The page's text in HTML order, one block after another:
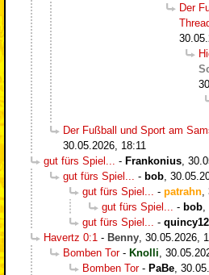
Der
Der Fußball und Sport am
30.05.2026, 18:11
gut fürs Spiel...
- Frankonius
gut fürs Spiel...
- bob
gut fürs Spiel...
- patrahn
gut fürs Spiel...
- bob
gut fürs Spiel...
-
Havertz 0:1 - Benny 30.05.2026,
Bomben Tor- Knolli
Bomben Tor- PaBe